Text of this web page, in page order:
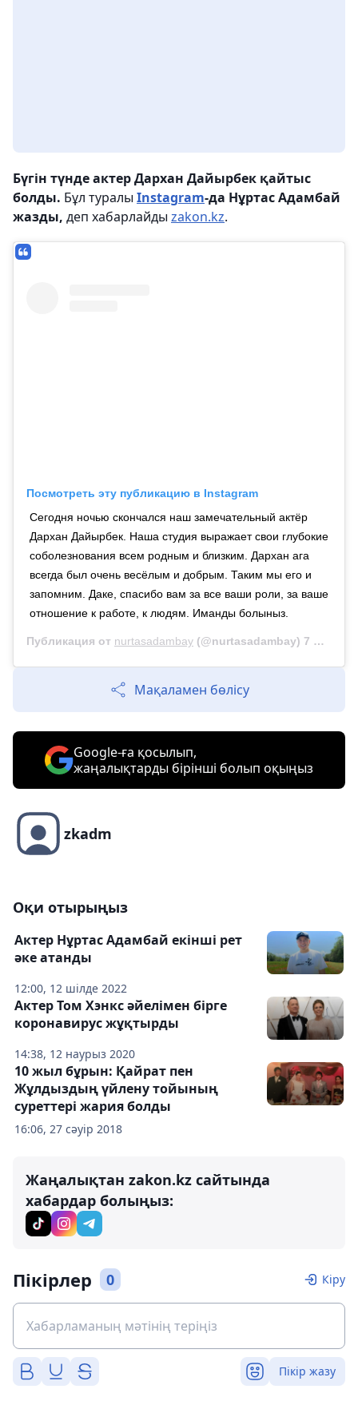
Бүгін түнде актер Дархан Дайырбек қайтыс
болды. Бұл туралы Instagram-да Нұртас Адамбай
жазды, деп хабарлайды zakon.kz.
Посмотреть эту публикацию в Instagram
Сегодня ночью скончался наш замечательный актёр
Дархан Дайырбек. Наша студия выражает свои глубокие
соболезнования всем родным и близким. Дархан ага
всегда был очень весёлым и добрым. Таким мы его и
запомним. Даке, спасибо вам за все ваши роли, за ваше
отношение к работе, к людям. Иманды болыныз.
Публикация от nurtasadambay (@nurtasadambay) 7 Июл 2020 в 7:23 PDT
Мақаламен бөлісу
Google-ға қосылып,
жаңалықтарды бірінші болып оқыңыз
zkadm
Оқи отырыңыз
12:00, 12 шілде 2022
Актер Нұртас Адамбай екінші рет
әке атанды
14:38, 12 наурыз 2020
Актер Том Хэнкс әйелімен бірге
коронавирус жұқтырды
16:06, 27 сәуір 2018
10 жыл бұрын: Қайрат пен
Жұлдыздың үйлену тойының
суреттері жария болды
Жаңалықтан zakon.kz сайтында
хабардар болыңыз:
Пікірлер 0 Кіру
Пікір жазу